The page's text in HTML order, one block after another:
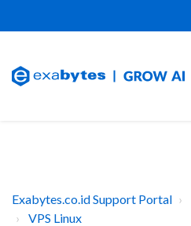
Exabytes.co.id Support Portal
VPS Linux